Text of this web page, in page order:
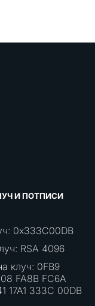
И ПОТПИСИ
0x333C00DB
RSA 4096
клуч: 0FB9
FA8B FC6A
17A1 333C 00DB